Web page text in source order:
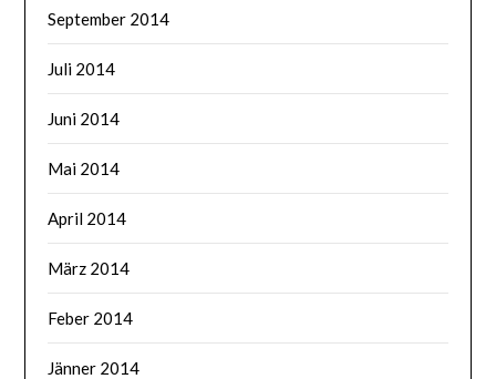
September 2014
Juli 2014
Juni 2014
Mai 2014
April 2014
März 2014
Feber 2014
Jänner 2014